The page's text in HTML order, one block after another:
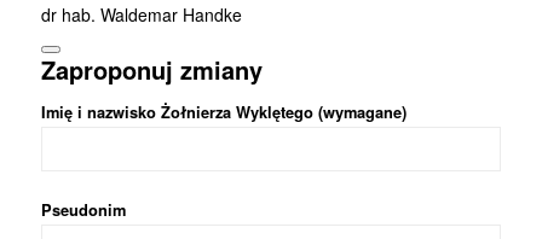
dr hab. Waldemar Handke
Zaproponuj zmiany
Imię i nazwisko Żołnierza Wyklętego (wymagane)
Pseudonim